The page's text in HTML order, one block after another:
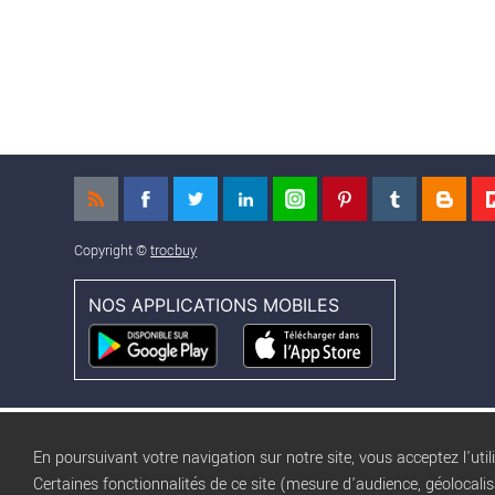
Copyright ©trocbuy
NOS APPLICATIONS MOBILES
En poursuivant votre navigation sur notre site, vous acceptez
Certaines fonctionnalités de ce site (mesure d'audience,